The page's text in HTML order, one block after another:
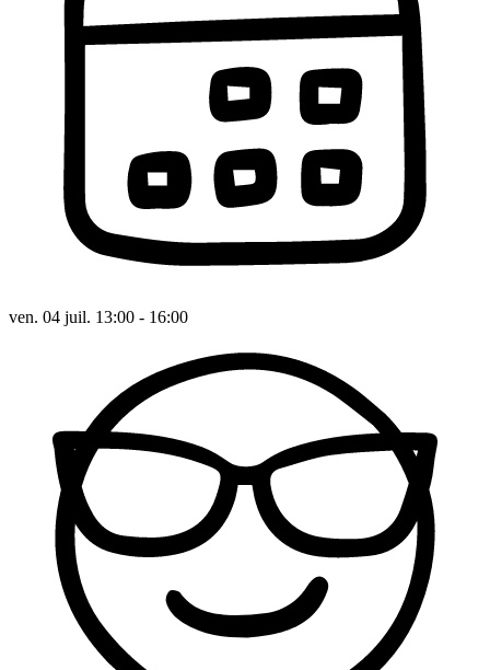
ven. 04 juil. 13:00 - 16:00